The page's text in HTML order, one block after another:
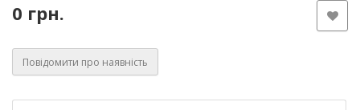
0 грн.
Повідомити про наявність